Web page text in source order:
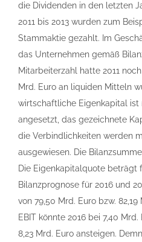
die Dividenden in den letzten
2011 bis 2013 wurden zum
Stammaktie gezahlt. Im
das Unternehmen gemäß
Mitarbeiterzahl hatte 2011
Mrd. Euro an liquiden Mitteln
wirtschaftliche Eigenkapital ist
angesetzt, das gezeichnete
die Verbindlichkeiten werden
ausgewiesen. Die
Die Eigenkapitalquote beträgt
Bilanzprognose für 2016 und
von 79,50 Mrd. Euro bzw.
EBIT könnte 2016 bei 7,40
8,23 Mrd. Euro ansteigen.